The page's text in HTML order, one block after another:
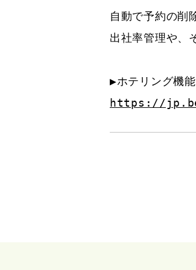
自動で予約の削
出社率管理や、
https://